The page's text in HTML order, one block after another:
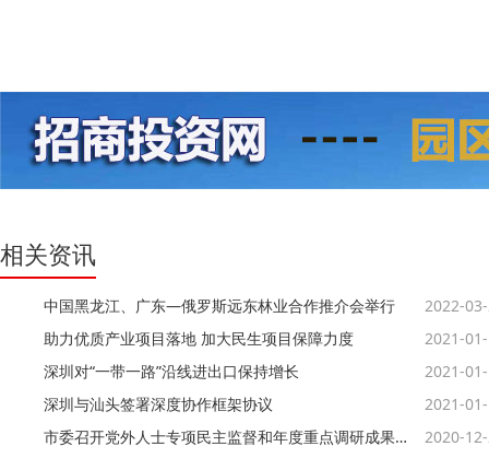
相关资讯
中国黑龙江、广东—俄罗斯远东林业合作推介会举行
2022-
助力优质产业项目落地 加大民生项目保障力度
2021-
深圳对“一带一路”沿线进出口保持增长
2021-
深圳与汕头签署深度协作框架协议
2021-
市委召开党外人士专项民主监督和年度重点调研成果协商会
2020-